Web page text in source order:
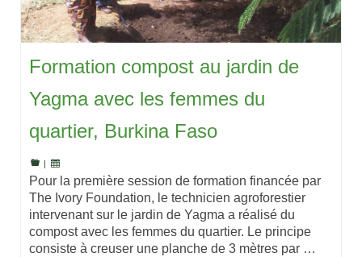
Formation compost au jardin de
Yagma avec les femmes du
quartier, Burkina Faso
Pour la première session de formation financée par
The Ivory Foundation, le technicien agroforestier
intervenant sur le jardin de Yagma a réalisé du
compost avec les femmes du quartier. Le principe
consiste à creuser une planche de 3 mètres par …